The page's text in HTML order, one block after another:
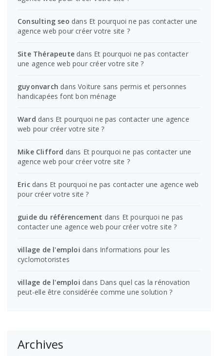
Consulting seo dans Et pourquoi ne pas contacter une
agence web pour créer votre site ?
Site Thérapeute dans Et pourquoi ne pas contacter
une agence web pour créer votre site ?
guyonvarch dansVoiture sans permis et personnes
handicapées font bon ménage
Ward dans Et pourquoi ne pas contacter une agence
web pour créer votre site ?
Mike Clifford dans Et pourquoi ne pas contacter une
agence web pour créer votre site ?
Ericdans Et pourquoi ne pas contacter une agence web
pour créer votre site ?
guide du référencement dans Et pourquoi ne pas
contacter une agence web pour créer votre site ?
village de l'emploi dans Informations pour les
cyclomotoristes
village de l'emploi dans Dans quel cas la rénovation
peut-elle être considérée comme une solution ?
Archives